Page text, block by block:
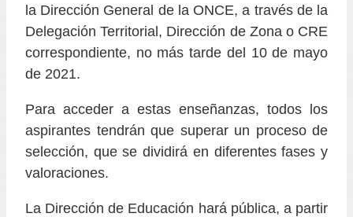
la Dirección General de la ONCE, a través de la
Delegación Territorial, Dirección de Zona o CRE
correspondiente, no más tarde del 10 de mayo
de 2021.
Para acceder a estas enseñanzas, todos los
aspirantes tendrán que superar un proceso de
selección, que se dividirá en diferentes fases y
valoraciones.
La Dirección de Educación hará pública, a partir